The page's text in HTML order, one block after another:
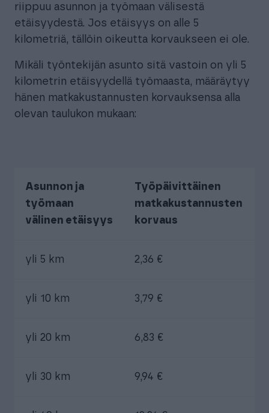
riippuu asunnon ja työmaan välisestä
etäisyydestä. Jos etäisyys on alle 5
kilometriä, tällöin oikeutta korvaukseen ei ole.
Mikäli työntekijän asunto sitä vastoin on yli 5
kilometrin etäisyydellä työmaasta, määräytyy
hänen matkakustannusten korvauksensa alla
olevan taulukon mukaan:
Asunnon ja
työmaan
välinen etäisyys
Työpäivittäinen
matkakustannusten
korvaus
yli 5 km 2,36 €
yli 10 km 3,79 €
yli 20 km 6,83 €
yli 30 km 9,94 €